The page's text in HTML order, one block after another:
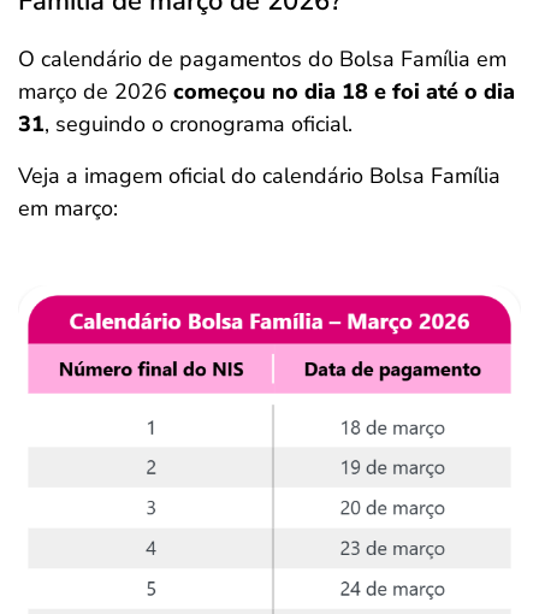
O calendário de pagamentos do Bolsa Família em
março de 2026 começou no dia 18 e foi até o dia
31, seguindo o cronograma oficial.
Veja a imagem oficial do calendário Bolsa Família
em março: